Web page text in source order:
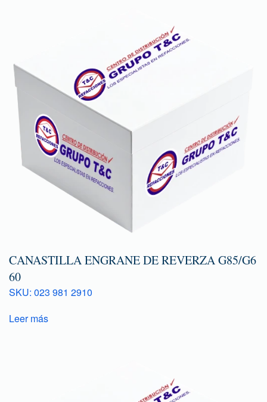
CANASTILLA ENGRANE DE REVERZA G85/G6
60
SKU: 023 981 2910
Leer más